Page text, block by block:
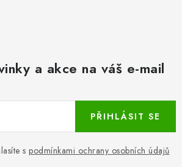
a akce na váš e-mail
s podmínkami ochrany osobních údajů
PŘIHLÁSIT SE